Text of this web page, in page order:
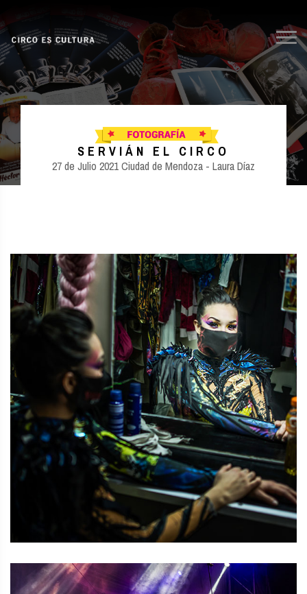
SERVIÁN EL CIRCO
27 de Julio 2021 Ciudad de Mendoza - Laura Díaz